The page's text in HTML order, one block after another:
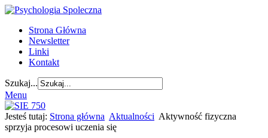
Strona Główna
Newsletter
Linki
Kontakt
Szukaj...
Menu
Jesteś tutaj: Strona główna Aktualności Aktywność fizyczna
sprzyja procesowi uczenia się